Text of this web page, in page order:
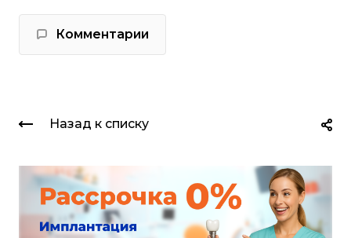
Комментарии
Назад к списку